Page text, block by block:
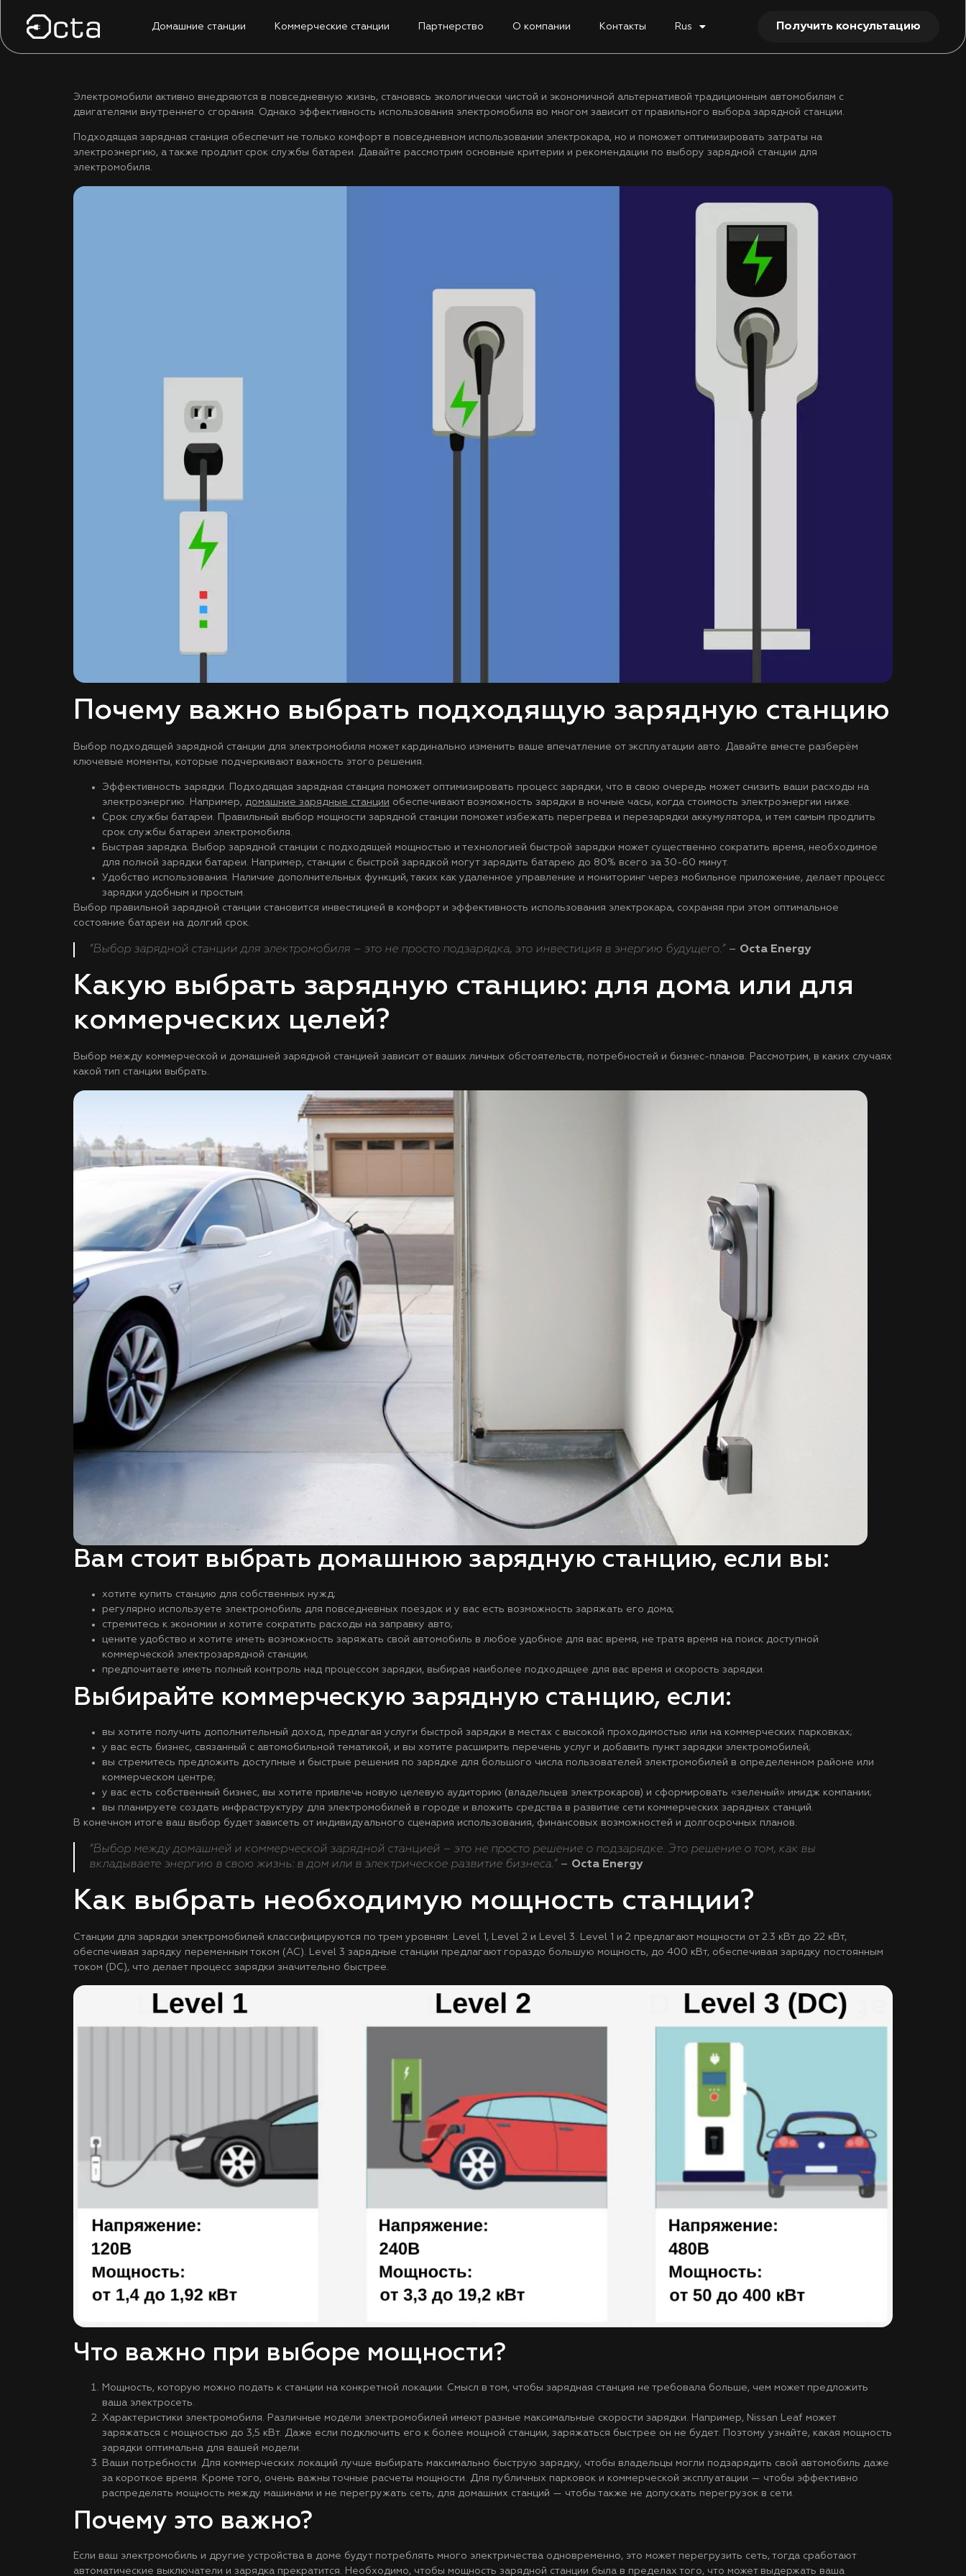
Домашние станции Коммерческие станции Партнерство О компании Контакты Rus Получить консультацию
Электромобили активно внедряются в повседневную жизнь, становясь экологически чистой и экономичной альтернативой традиционным автомобилям с
двигателями внутреннего сгорания. Однако эффективность использования электромобиля во многом зависит от правильного выбора зарядной станции.
Подходящая зарядная станция обеспечит не только комфорт в повседневном использовании электрокара, но и поможет оптимизировать затраты на
электроэнергию, а также продлит срок службы батареи. Давайте рассмотрим основные критерии и рекомендации по выбору зарядной станции для
электромобиля.
Почему важно выбрать подходящую зарядную станцию
Выбор подходящей зарядной станции для электромобиля может кардинально изменить ваше впечатление от эксплуатации авто. Давайте вместе разберём
ключевые моменты, которые подчеркивают важность этого решения.
Эффективность зарядки. Подходящая зарядная станция поможет оптимизировать процесс зарядки, что в свою очередь может снизить ваши расходы на
электроэнергию. Например, домашние зарядные станции обеспечивают возможность зарядки в ночные часы, когда стоимость электроэнергии ниже.
Срок службы батареи. Правильный выбор мощности зарядной станции поможет избежать перегрева и перезарядки аккумулятора, и тем самым продлить
срок службы батареи электромобиля.
Быстрая зарядка. Выбор зарядной станции с подходящей мощностью и технологией быстрой зарядки может существенно сократить время, необходимое
для полной зарядки батареи. Например, станции с быстрой зарядкой могут зарядить батарею до 80% всего за 30-60 минут.
Удобство использования. Наличие дополнительных функций, таких как удаленное управление и мониторинг через мобильное приложение, делает процесс
зарядки удобным и простым.
Выбор правильной зарядной станции становится инвестицией в комфорт и эффективность использования электрокара, сохраняя при этом оптимальное
состояние батареи на долгий срок.
“Выбор зарядной станции для электромобиля – это не просто подзарядка, это инвестиция в энергию будущего.” – Octa Energy
Какую выбрать зарядную станцию: для дома или для
коммерческих целей?
Выбор между коммерческой и домашней зарядной станцией зависит от ваших личных обстоятельств, потребностей и бизнес-планов. Рассмотрим, в каких случаях
какой тип станции выбрать.
Вам стоит выбрать домашнюю зарядную станцию, если вы:
хотите купить станцию для собственных нужд;
регулярно используете электромобиль для повседневных поездок и у вас есть возможность заряжать его дома;
стремитесь к экономии и хотите сократить расходы на заправку авто;
цените удобство и хотите иметь возможность заряжать свой автомобиль в любое удобное для вас время, не тратя время на поиск доступной
коммерческой электрозарядной станции;
предпочитаете иметь полный контроль над процессом зарядки, выбирая наиболее подходящее для вас время и скорость зарядки.
Выбирайте коммерческую зарядную станцию, если:
вы хотите получить дополнительный доход, предлагая услуги быстрой зарядки в местах с высокой проходимостью или на коммерческих парковках;
у вас есть бизнес, связанный с автомобильной тематикой, и вы хотите расширить перечень услуг и добавить пункт зарядки электромобилей;
вы стремитесь предложить доступные и быстрые решения по зарядке для большого числа пользователей электромобилей в определенном районе или
коммерческом центре;
у вас есть собственный бизнес, вы хотите привлечь новую целевую аудиторию (владельцев электрокаров) и сформировать «зеленый» имидж компании;
вы планируете создать инфраструктуру для электромобилей в городе и вложить средства в развитие сети коммерческих зарядных станций.
В конечном итоге ваш выбор будет зависеть от индивидуального сценария использования, финансовых возможностей и долгосрочных планов.
“Выбор между домашней и коммерческой зарядной станцией – это не просто решение о подзарядке. Это решение о том, как вы
вкладываете энергию в свою жизнь: в дом или в электрическое развитие бизнеса.” – Octa Energy
Как выбрать необходимую мощность станции?
Станции для зарядки электромобилей классифицируются по трем уровням: Level 1, Level 2 и Level 3. Level 1 и 2 предлагают мощности от 2.3 кВт до 22 кВт,
обеспечивая зарядку переменным током (AC). Level 3 зарядные станции предлагают гораздо большую мощность, до 400 кВт, обеспечивая зарядку постоянным
током (DC), что делает процесс зарядки значительно быстрее​​.
Что важно при выборе мощности?
Мощность, которую можно подать к станции на конкретной локации. Смысл в том, чтобы зарядная станция не требовала больше, чем может предложить
ваша электросеть.
Характеристики электромобиля. Различные модели электромобилей имеют разные максимальные скорости зарядки. Например, Nissan Leaf может
заряжаться с мощностью до 3,5 кВт. Даже если подключить его к более мощной станции, заряжаться быстрее он не будет. Поэтому узнайте, какая мощность
зарядки оптимальна для вашей модели.
Ваши потребности. Для коммерческих локаций лучше выбирать максимально быструю зарядку, чтобы владельцы могли подзарядить свой автомобиль даже
за короткое время. Кроме того, очень важны точные расчеты мощности. Для публичных парковок и коммерческой эксплуатации — чтобы эффективно
распределять мощность между машинами и не перегружать сеть, для домашних станций — чтобы также не допускать перегрузок в сети.
Почему это важно?
Если ваш электромобиль и другие устройства в доме будут потреблять много электричества одновременно, это может перегрузить сеть, тогда сработают
автоматические выключатели и зарядка прекратится. Необходимо, чтобы мощность зарядной станции была в пределах того, что может выдержать ваша